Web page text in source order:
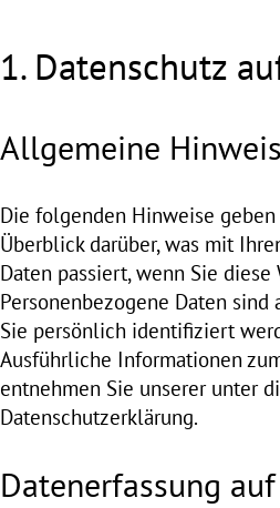
Apotheken Notdienst (extern)
Kontakt
1. Datenschutz
Allgemeine
Die folgenden Hinweise
Überblick darüber, was mit
Daten passiert, wenn Sie diese
Personenbezogene Daten
Sie persönlich identifiziert
Ausführliche Informationen
entnehmen Sie unserer unter
Datenschutzerklärung.
Datenerfassung